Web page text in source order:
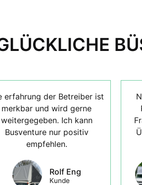
erfahrung der Betreiber ist
merkbar und wird gerne
weitergegeben. Ich kann
Busventure nur positiv
empfehlen.
Rolf Eng
Kunde